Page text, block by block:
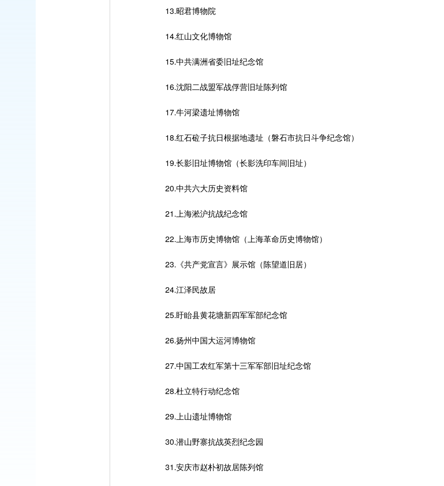
13.昭君博物院
14.红山文化博物馆
15.中共满洲省委旧址纪念馆
16.沈阳二战盟军战俘营旧址陈列馆
17.牛河梁遗址博物馆
18.红石砬子抗日根据地遗址（磐石市抗日斗争纪念馆）
19.长影旧址博物馆（长影洗印车间旧址）
20.中共六大历史资料馆
21.上海淞沪抗战纪念馆
22.上海市历史博物馆（上海革命历史博物馆）
23.《共产党宣言》展示馆（陈望道旧居）
24.江泽民故居
25.盱眙县黄花塘新四军军部纪念馆
26.扬州中国大运河博物馆
27.中国工农红军第十三军军部旧址纪念馆
28.杜立特行动纪念馆
29.上山遗址博物馆
30.潜山野寨抗战英烈纪念园
31.安庆市赵朴初故居陈列馆